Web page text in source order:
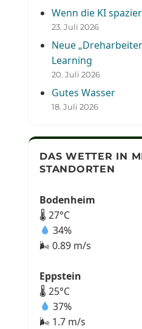
Wenn die KI
23. Juli 2026
Neue
Learning
20. Juli 2026
Gutes Wasser
18. Juli 2026
DAS WETTER IN
STANDORTEN
Bodenheim
🌡 27°C
34%
🌬 0.89 m/s
Eppstein
🌡 25°C
37%
🌬 1.7 m/s